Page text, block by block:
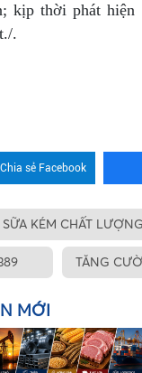
kịp thời phát
.
Chia sẻ Facebook
SỮA KÉM CHẤT LƯỢNG
TĂNG
MỚI